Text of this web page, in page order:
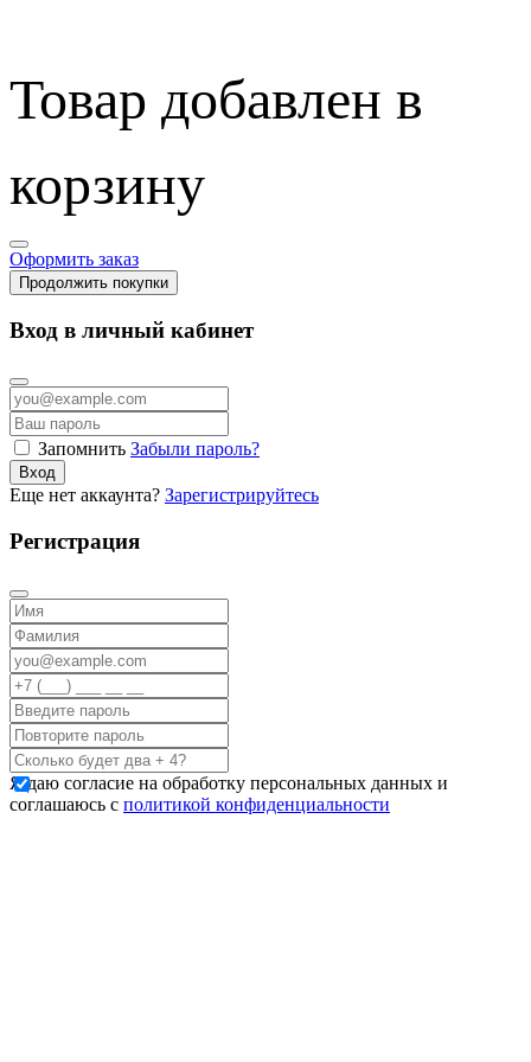
Товар добавлен в
корзину
Оформить заказ
Продолжить покупки
Вход в личный кабинет
Запомнить Забыли пароль?
Вход
Еще нет аккаунта? Зарегистрируйтесь
Регистрация
Я даю согласие на обработку персональных данных и
соглашаюсь с политикой конфиденциальности